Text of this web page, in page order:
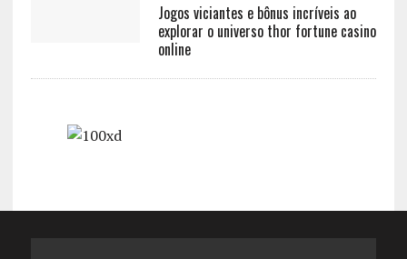
Jogos viciantes e bônus incríveis ao
explorar o universo thor fortune casino
online